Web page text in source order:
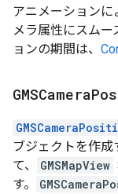
アニメーションに
メラ属性にスム
ョンの期間は、
GMSCamera
ブジェクトを作
て、
GMSMapView
す。